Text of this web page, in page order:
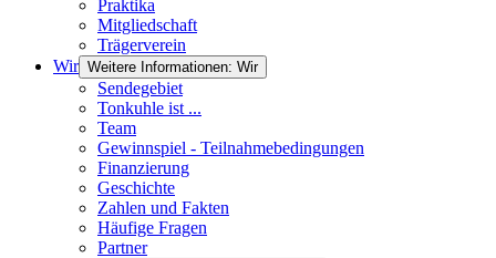
Praktika
Mitgliedschaft
Trägerverein
Wir Weitere Informationen: Wir
Sendegebiet
Tonkuhle ist ...
Team
Gewinnspiel - Teilnahmebedingungen
Finanzierung
Geschichte
Zahlen und Fakten
Häufige Fragen
Partner